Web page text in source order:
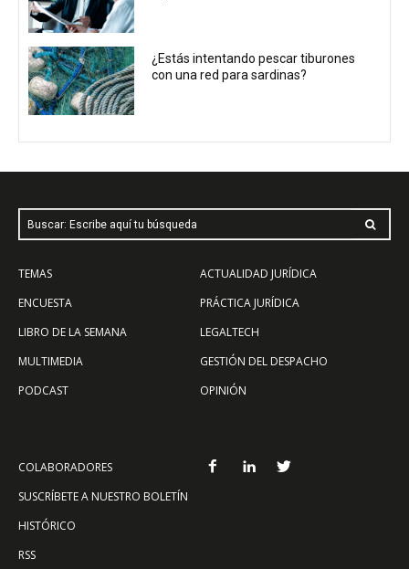
¿Estás intentando pescar tiburones
con una red para sardinas?
Buscar: Escribe aquí tu búsqueda
TEMAS
ENCUESTA
LIBRO DE LA SEMANA
MULTIMEDIA
PODCAST
ACTUALIDAD JURÍDICA
PRÁCTICA JURÍDICA
LEGALTECH
GESTIÓN DEL DESPACHO
OPINIÓN
COLABORADORES
SUSCRÍBETE A NUESTRO BOLETÍN
HISTÓRICO
RSS